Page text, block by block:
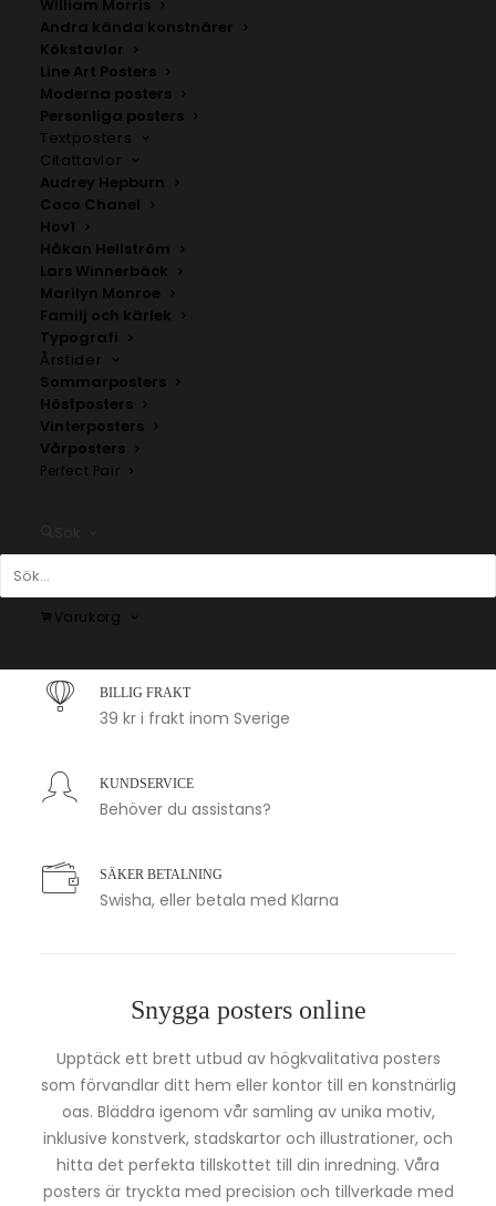
William Morris
Andra kända konstnärer
Kökstavlor
Line Art Posters
Moderna posters
Personliga posters
Textposters
Citattavlor
Audrey Hepburn
Coco Chanel
Hov1
Håkan Hellström
Lars Winnerbäck
Marilyn Monroe
Familj och kärlek
Typografi
Årstider
Sommarposters
Höstposters
Vinterposters
Vårposters
Perfect Pair
Varukorg
Lur
Fr.200.00kr
Skaftö
Fr.200.00
SNABB LEVERANS
1-2 arbetsdagar
BILLIG FRAKT
39 kr i frakt inom Sverige
KUNDSERVICE
Behöver du assistans?
SÄKER BETALNING
Swisha, eller betala med Klarna
Snygga posters online
Upptäck ett brett utbud av högkvalitativa posters
som förvandlar ditt hem eller kontor till en konstnärlig
oas. Bläddra igenom vår samling av unika motiv,
inklusive konstverk, stadskartor och illustrationer, och
hitta det perfekta tillskottet till din inredning. Våra
posters är tryckta med precision och tillverkade med